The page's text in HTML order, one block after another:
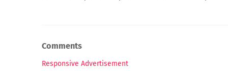
Comments
Responsive Advertisement